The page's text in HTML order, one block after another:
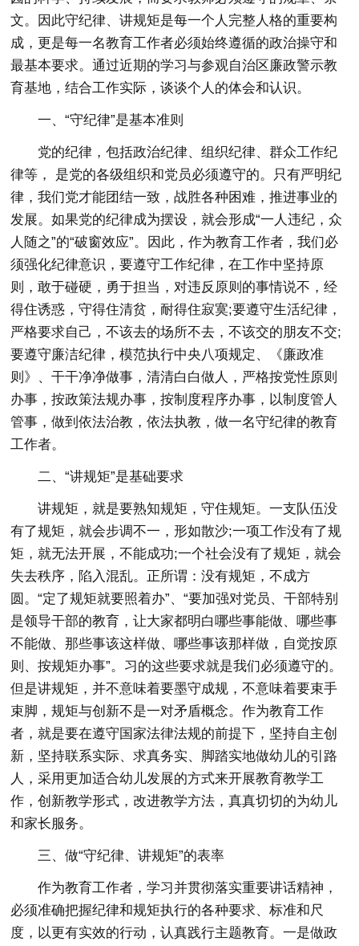
文。因此守纪律、讲规矩是每一个人完整人格的重要构
成，更是每一名教育工作者必须始终遵循的政治操守和
最基本要求。通过近期的学习与参观自治区廉政警示教
育基地，结合工作实际，谈谈个人的体会和认识。
一、“守纪律”是基本准则
党的纪律，包括政治纪律、组织纪律、群众工作纪
律等， 是党的各级组织和党员必须遵守的。只有严明纪
律，我们党才能团结一致，战胜各种困难，推进事业的
发展。如果党的纪律成为摆设，就会形成“一人违纪，众
人随之”的“破窗效应”。因此，作为教育工作者，我们必
须强化纪律意识，要遵守工作纪律，在工作中坚持原
则，敢于碰硬，勇于担当，对违反原则的事情说不，经
得住诱惑，守得住清贫，耐得住寂寞;要遵守生活纪律，
严格要求自己，不该去的场所不去，不该交的朋友不交;
要遵守廉洁纪律，模范执行中央八项规定、《廉政准
则》、干干净净做事，清清白白做人，严格按党性原则
办事，按政策法规办事，按制度程序办事，以制度管人
管事，做到依法治教，依法执教，做一名守纪律的教育
工作者。
二、“讲规矩”是基础要求
讲规矩，就是要熟知规矩，守住规矩。一支队伍没
有了规矩，就会步调不一，形如散沙;一项工作没有了规
矩，就无法开展，不能成功;一个社会没有了规矩，就会
失去秩序，陷入混乱。正所谓：没有规矩，不成方
圆。“定了规矩就要照着办”、“要加强对党员、干部特别
是领导干部的教育，让大家都明白哪些事能做、哪些事
不能做、那些事该这样做、哪些事该那样做，自觉按原
则、按规矩办事”。习的这些要求就是我们必须遵守的。
但是讲规矩，并不意味着要墨守成规，不意味着要束手
束脚，规矩与创新不是一对矛盾概念。作为教育工作
者，就是要在遵守国家法律法规的前提下，坚持自主创
新，坚持联系实际、求真务实、脚踏实地做幼儿的引路
人，采用更加适合幼儿发展的方式来开展教育教学工
作，创新教学形式，改进教学方法，真真切切的为幼儿
和家长服务。
三、做“守纪律、讲规矩”的表率
作为教育工作者，学习并贯彻落实重要讲话精神，
必须准确把握纪律和规矩执行的各种要求、标准和尺
度，以更有实效的行动，认真践行主题教育。一是做政